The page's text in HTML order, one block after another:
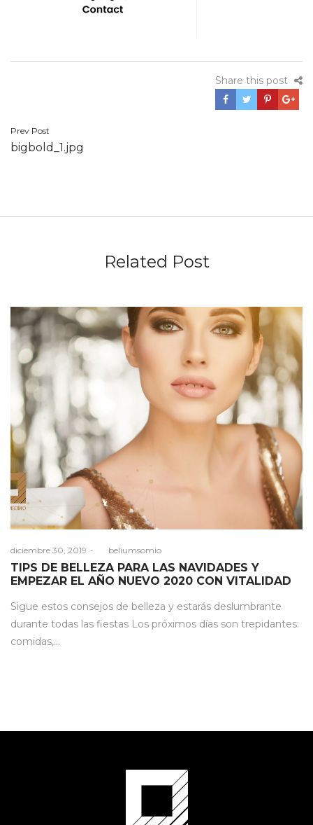
Share this post
Navegación
de
Prev Post
bigbold_1.jpg
Related Post
Posted
on
diciembre 30, 2019 beliumsomio
TIPS DE BELLEZA PARA LAS NAVIDADES Y
EMPEZAR EL AÑO NUEVO 2020 CON VITALIDAD
Sigue estos consejos de belleza y estarás deslumbrante
durante todas las fiestas Los próximos días son trepidantes:
comidas,…